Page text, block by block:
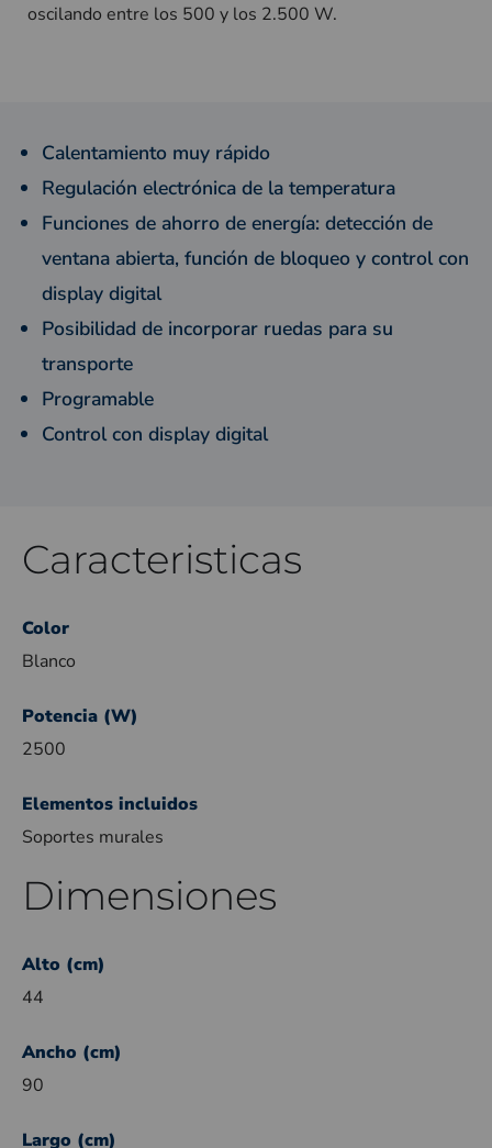
oscilando entre los 500 y los 2.500 W.
Calentamiento muy rápido
Regulación electrónica de la temperatura
Funciones de ahorro de energía: detección de
ventana abierta, función de bloqueo y control con
display digital
Posibilidad de incorporar ruedas para su
transporte
Programable
Control con display digital
Caracteristicas
Color
Blanco
Potencia (W)
2500
Elementos incluidos
Soportes murales
Dimensiones
Alto (cm)
44
Ancho (cm)
90
Largo (cm)